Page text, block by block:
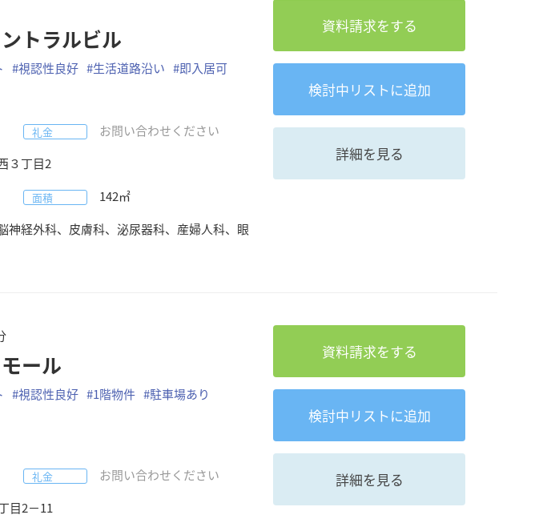
トラルビル
#視認性良好 #生活道路沿い #即入居可
礼金 お問い合わせください
３丁目2
面積 142㎡
神経外科、皮膚科、泌尿器科、産婦人科、眼
資料請求をする
検討中リストに追加
詳細を見る
ール
#視認性良好 #1階物件 #駐車場あり
礼金 お問い合わせください
目2−11
資料請求をする
検討中リストに追加
詳細を見る